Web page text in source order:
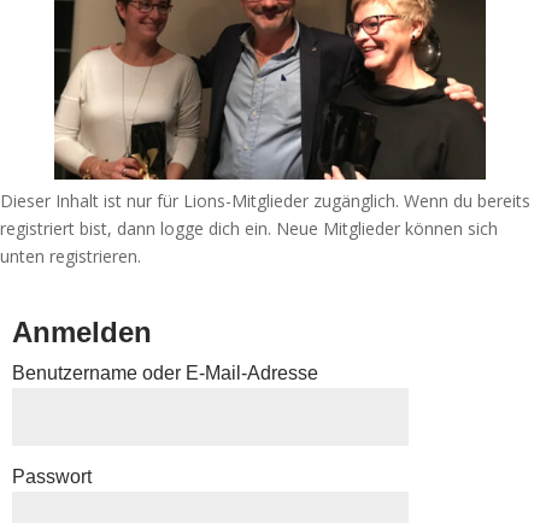
Dieser Inhalt ist nur für Lions-Mitglieder zugänglich. Wenn du bereits
registriert bist, dann logge dich ein. Neue Mitglieder können sich
unten registrieren.
Anmelden
Benutzername oder E-Mail-Adresse
Passwort